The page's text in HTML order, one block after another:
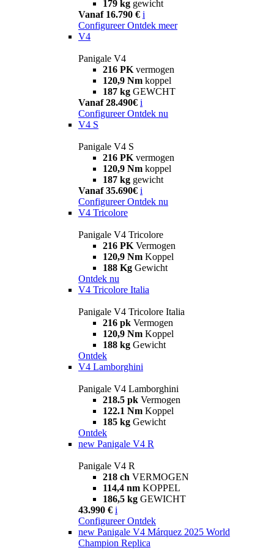
179 kg gewicht
Vanaf 16.790 € i
Configureer Ontdek meer
V4
Panigale V4
216 PK vermogen
120,9 Nm koppel
187 kg GEWCHT
Vanaf 28.490€ i
Configureer Ontdek nu
V4 S
Panigale V4 S
216 PK vermogen
120,9 Nm koppel
187 kg gewicht
Vanaf 35.690€ i
Configureer Ontdek nu
V4 Tricolore
Panigale V4 Tricolore
216 PK Vermogen
120,9 Nm Koppel
188 Kg Gewicht
Ontdek nu
V4 Tricolore Italia
Panigale V4 Tricolore Italia
216 pk Vermogen
120,9 Nm Koppel
188 kg Gewicht
Ontdek
V4 Lamborghini
Panigale V4 Lamborghini
218.5 pk Vermogen
122.1 Nm Koppel
185 kg Gewicht
Ontdek
new Panigale V4 R
Panigale V4 R
218 ch VERMOGEN
114,4 nm KOPPEL
186,5 kg GEWICHT
43.990 € i
Configureer Ontdek
new Panigale V4 Márquez 2025 World
Champion Replica